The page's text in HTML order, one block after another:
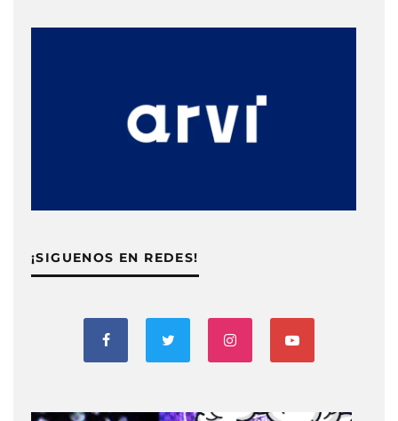
¡SIGUENOS EN REDES!